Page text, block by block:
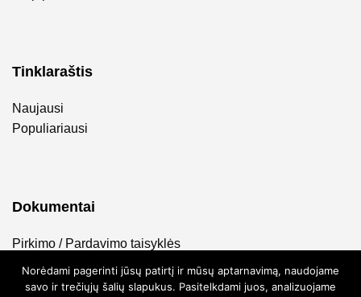
Tinklaraštis
Naujausi
Populiariausi
Dokumentai
Pirkimo / Pardavimo taisyklės
Privatumo politika
Norėdami pagerinti jūsų patirtį ir mūsų aptarnavimą, naudojame
savo ir trečiųjų šalių slapukus. Pasitelkdami juos, analizuojame